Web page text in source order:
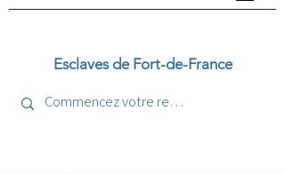
Esclaves de Fort-de-France